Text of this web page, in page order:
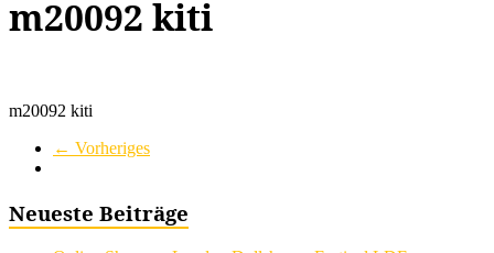
m20092 kiti
m20092 kiti
← Vorheriges
Neueste Beiträge